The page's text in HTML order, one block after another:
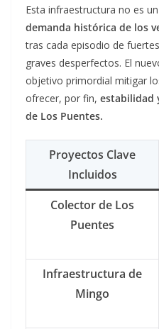
Esta infraestructura no es
demanda histórica de los
tras cada episodio de
graves desperfectos. El
objetivo primordial mitigar
ofrecer, por fin, estabilidad
de Los Puentes.
Proyectos Clave
Incluidos
Colector de Los
Puentes
Infraestructura de
Mingo